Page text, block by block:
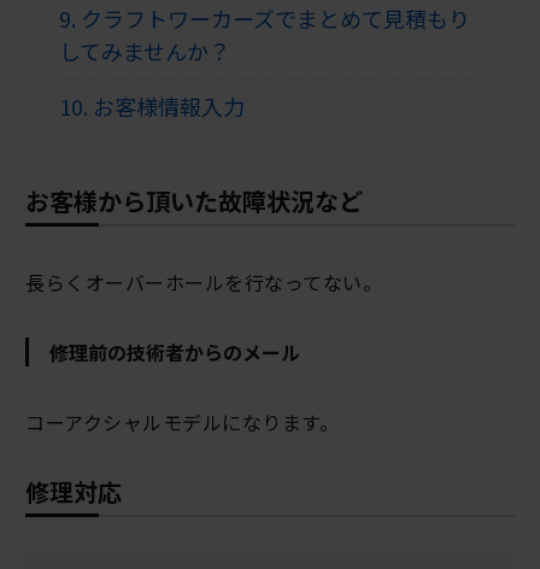
9. クラフトワーカーズでまとめて見積もり
してみませんか？
10. お客様情報入力
お客様から頂いた故障状況など
長らくオーバーホールを行なってない。
修理前の技術者からのメール
コーアクシャルモデルになります。
修理対応